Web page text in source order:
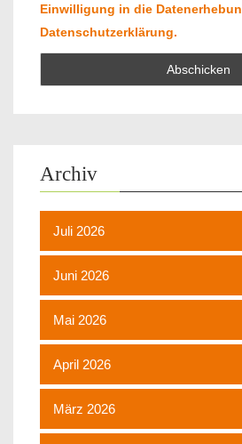
Einwilligung in die
Datenschutzerklärung.
Archiv
Juli 2026
Juni 2026
Mai 2026
April 2026
März 2026